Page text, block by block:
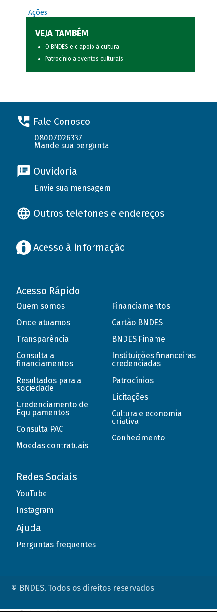
Ações
VEJA TAMBÉM
O BNDES e o apoio à cultura
Patrocínio a eventos culturais
Fale Conosco
08007026337
Mande sua pergunta
Ouvidoria
Envie sua mensagem
Outros telefones e endereços
Acesso à informação
Acesso Rápido
Quem somos
Onde atuamos
Transparência
Consulta a
financiamentos
Resultados para a
sociedade
Credenciamento de
Equipamentos
Consulta PAC
Moedas contratuais
Financiamentos
Cartão BNDES
BNDES Finame
Instituições financeiras
credenciadas
Patrocínios
Licitações
Cultura e economia
criativa
Conhecimento
Redes Sociais
YouTube
Instagram
Ajuda
Perguntas frequentes
© BNDES. Todos os direitos reservados